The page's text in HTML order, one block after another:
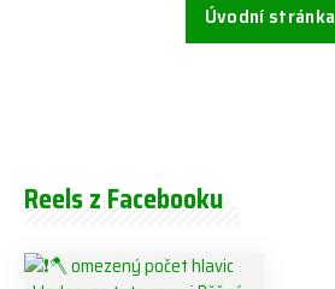
Úvodní stránka
Reels z Facebooku